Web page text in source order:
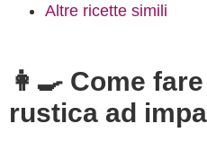
Altre ricette simili
👩‍🍳 Come
rustica ad